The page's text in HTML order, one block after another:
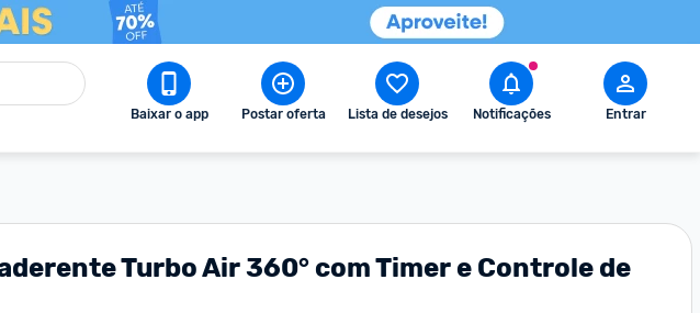
Baixar o app Postar oferta Lista de desejos Notificações Entrar
Turbo Air 360° com Timer e Controle de